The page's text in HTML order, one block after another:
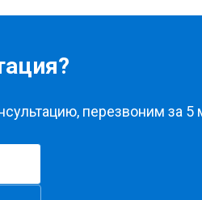
перезвоним за 5